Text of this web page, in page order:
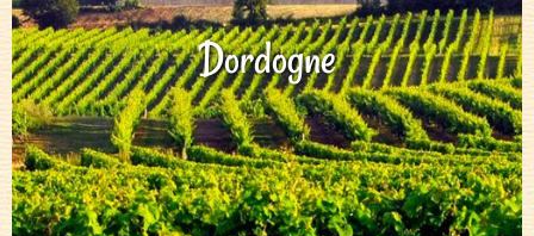
Dordogne